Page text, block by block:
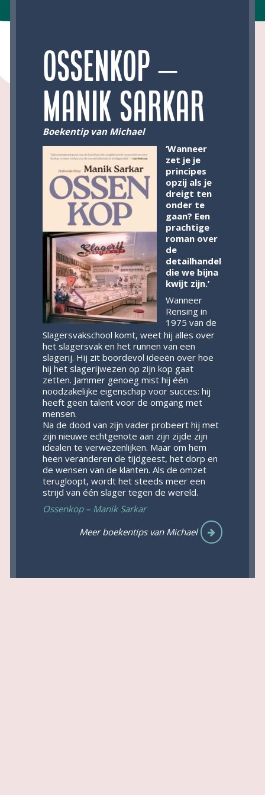
Ossenkop –
Manik Sarkar
Boekentip van Michael
‘Wanneer
zet je je
principes
opzij als je
dreigt ten
onder te
gaan? Een
prachtige
roman over
de
detailhandel
die we bijna
kwijt zijn.’
Wanneer
Rensing in
1975 van de
Slagersvakschool komt, weet hij alles over
het slagersvak en het runnen van een
slagerij. Hij zit boordevol ideeën over hoe
hij het slagerijwezen op zijn kop gaat
zetten. Jammer genoeg mist hij één
noodzakelijke eigenschap voor succes: hij
heeft geen talent voor de omgang met
mensen.
Na de dood van zijn vader probeert hij met
zijn nieuwe echtgenote aan zijn zijde zijn
idealen te verwezenlijken. Maar om hem
heen veranderen de tijdgeest, het dorp en
de wensen van de klanten. Als de omzet
terugloopt, wordt het steeds meer een
strijd van één slager tegen de wereld.
Ossenkop – Manik Sarkar
Meer boekentips van Michael